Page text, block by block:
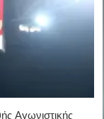
Αγωνιστικής